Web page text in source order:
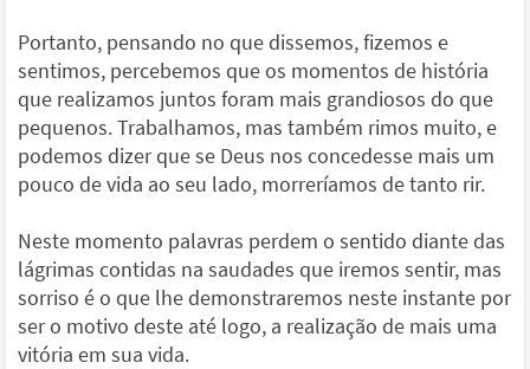
Portanto, pensando no que dissemos, fizemos e
sentimos, percebemos que os momentos de história
que realizamos juntos foram mais grandiosos do que
pequenos. Trabalhamos, mas também rimos muito, e
podemos dizer que se Deus nos concedesse mais um
pouco de vida ao seu lado, morreríamos de tanto rir.
Neste momento palavras perdem o sentido diante das
lágrimas contidas na saudades que iremos sentir, mas
sorriso é o que lhe demonstraremos neste instante por
ser o motivo deste até logo, a realização de mais uma
vitória em sua vida.